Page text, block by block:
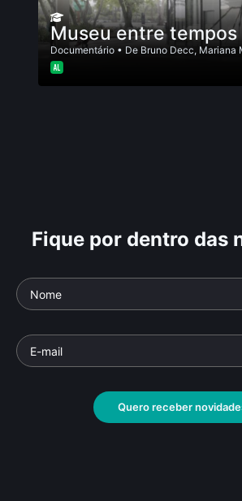
Museu entre tempos
Documentário • De Bruno Decc, Mariana
Fique por dentro das
Quero receber